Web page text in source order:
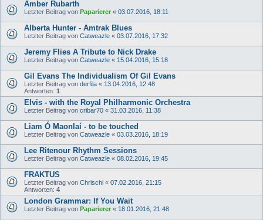
Amber Rubarth
Letzter Beitrag von Paparierer « 03.07.2016, 18:11
Alberta Hunter - Amtrak Blues
Letzter Beitrag von Catweazle « 03.07.2016, 17:32
Jeremy Flies A Tribute to Nick Drake
Letzter Beitrag von Catweazle « 15.04.2016, 15:18
Gil Evans The Individualism Of Gil Evans
Letzter Beitrag von derfila « 13.04.2016, 12:48
Antworten: 1
Elvis - with the Royal Philharmonic Orchestra
Letzter Beitrag von cribar70 « 31.03.2016, 11:38
Liam Ó Maonlaí - to be touched
Letzter Beitrag von Catweazle « 03.03.2016, 18:19
Lee Ritenour Rhythm Sessions
Letzter Beitrag von Catweazle « 08.02.2016, 19:45
FRAKTUS
Letzter Beitrag von Chrischi « 07.02.2016, 21:15
Antworten: 4
London Grammar: If You Wait
Letzter Beitrag von Paparierer « 18.01.2016, 21:48